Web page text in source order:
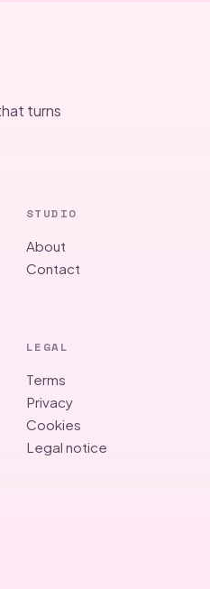
turns
STUDIO
About
Contact
LEGAL
Terms
Privacy
Cookies
Legal notice